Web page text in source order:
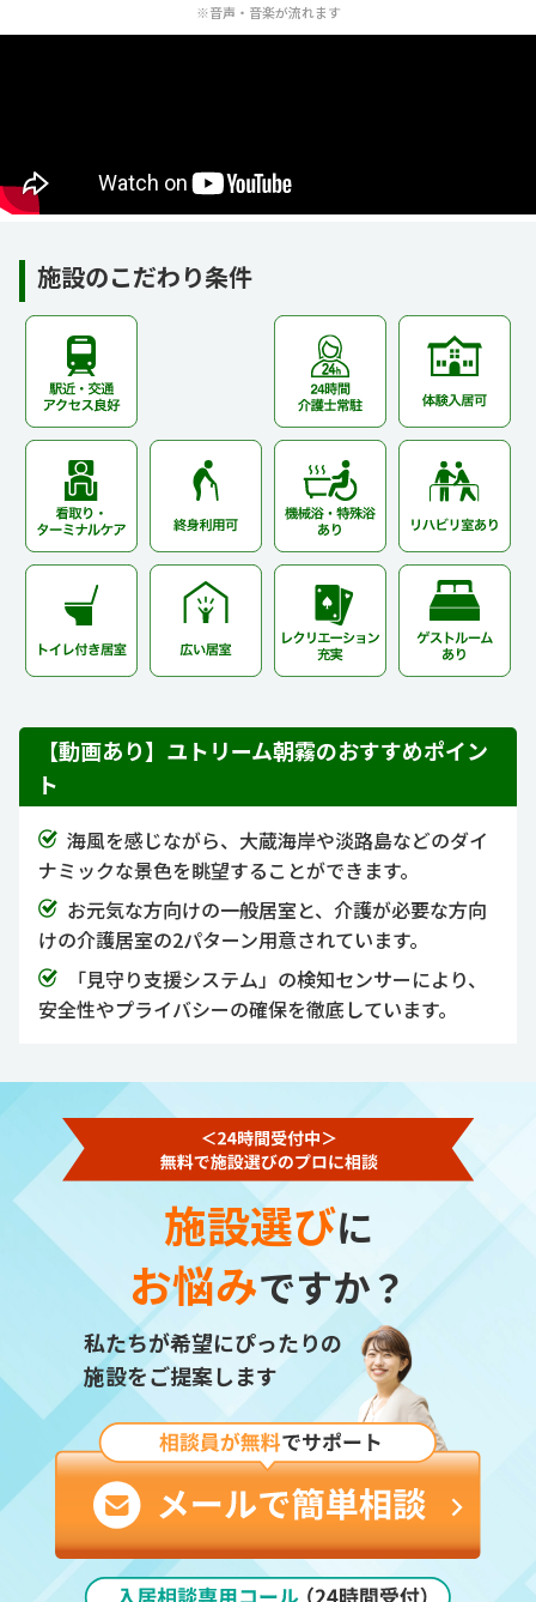
※音声・音楽が流れます
施設のこだわり条件
【動画あり】ユトリーム朝霧のおすすめポイン
ト
海風を感じながら、大蔵海岸や淡路島などのダイ
ナミックな景色を眺望することができます。
お元気な方向けの一般居室と、介護が必要な方向
けの介護居室の2パターン用意されています。
「見守り支援システム」の検知センサーにより、
安全性やプライバシーの確保を徹底しています。
施設選びに
お悩みですか？
私たちが希望にぴったりの
施設をご提案します